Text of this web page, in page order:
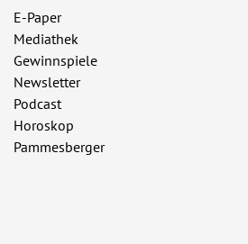
E-Paper
Mediathek
Gewinnspiele
Newsletter
Podcast
Horoskop
Pammesberger